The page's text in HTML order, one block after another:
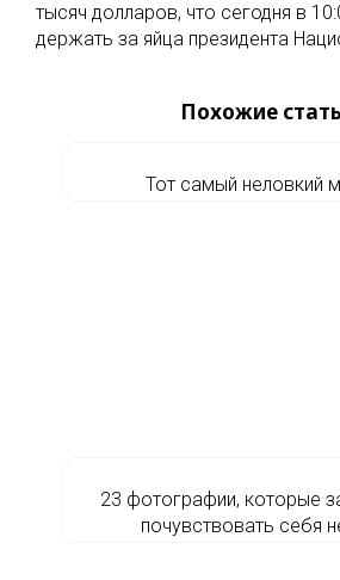
тысяч долларов, что сегодня в
держать за яйца президента
Похожие
Тот самый неловкий
23 фотографии, которые
почувствовать себя